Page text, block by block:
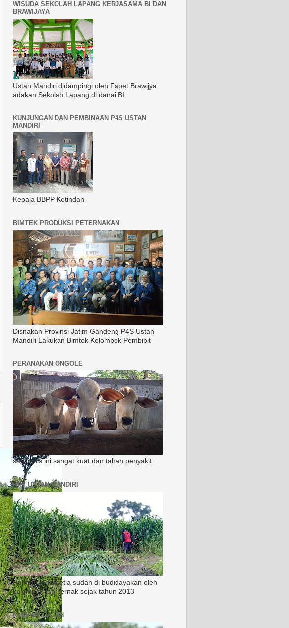
WISUDA SEKOLAH LAPANG KERJASAMA BI DAN
BRAWIJAYA
Ustan Mandiri didampingi oleh Fapet Brawijya
adakan Sekolah Lapang di danai BI
KUNJUNGAN DAN PEMBINAAN P4S USTAN
MANDIRI
Kepala BBPP Ketindan
BIMTEK PRODUKSI PETERNAKAN
Disnakan Provinsi Jatim Gandeng P4S Ustan
Mandiri Lakukan Bimtek Kelompok Pembibit
PERANAKAN ONGOLE
sapi jenis ini sangat kuat dan tahan penyakit
HPT USTAN MANDIRI
Rumput jenis setia sudah di budidayakan oleh
kelompok tani ternak sejak tahun 2013
RUMPUT GAJAH